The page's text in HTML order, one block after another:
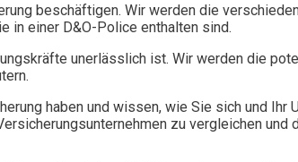
beschäftigen. Wir werden die
in einer D&O-Police enthalten sind.
unerlässlich ist. Wir werden die
haben und wissen, wie Sie sich und Ihr
zu vergleichen